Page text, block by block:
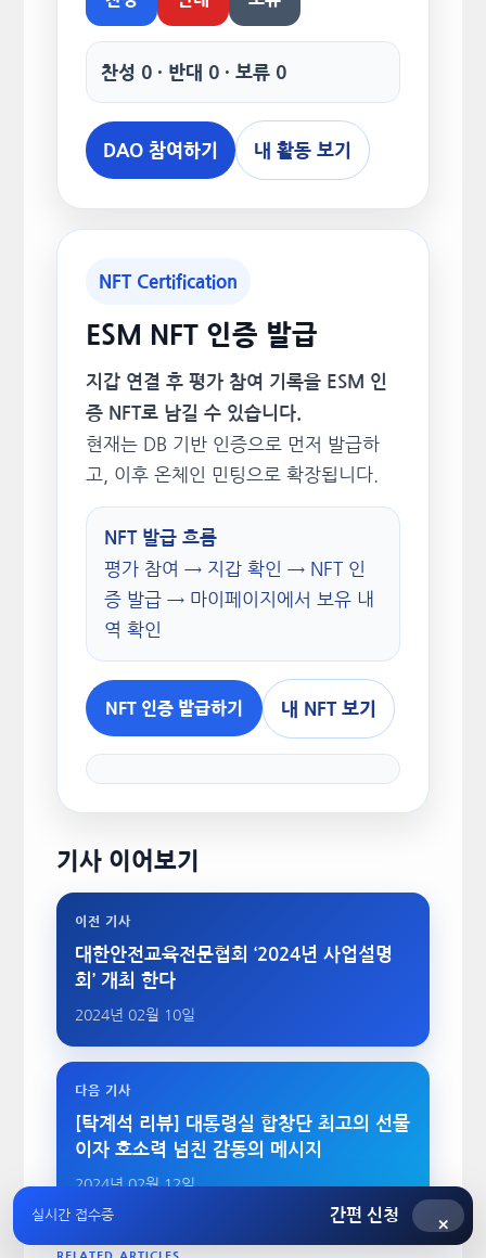
찬성 0 · 반대 0 · 보류 0
DAO 참여하기 내 활동 보기
NFT Certification
ESM NFT 인증 발급
지갑 연결 후 평가 참여 기록을 ESM 인
증 NFT로 남길 수 있습니다.
현재는 DB 기반 인증으로 먼저 발급하
고, 이후 온체인 민팅으로 확장됩니다.
NFT 발급 흐름
평가 참여 → 지갑 확인 → NFT 인
증 발급 → 마이페이지에서 보유 내
역 확인
NFT 인증 발급하기 내 NFT 보기
기사 이어보기
이전 기사
대한안전교육전문협회 ‘2024년 사업설명
회’ 개최 한다
2024년 02월 10일
다음 기사
[탁계석 리뷰] 대통령실 합창단 최고의 선물
이자 호소력 넘친 감동의 메시지
2024년 02월 12일
실시간 접수중 간편 신청
×